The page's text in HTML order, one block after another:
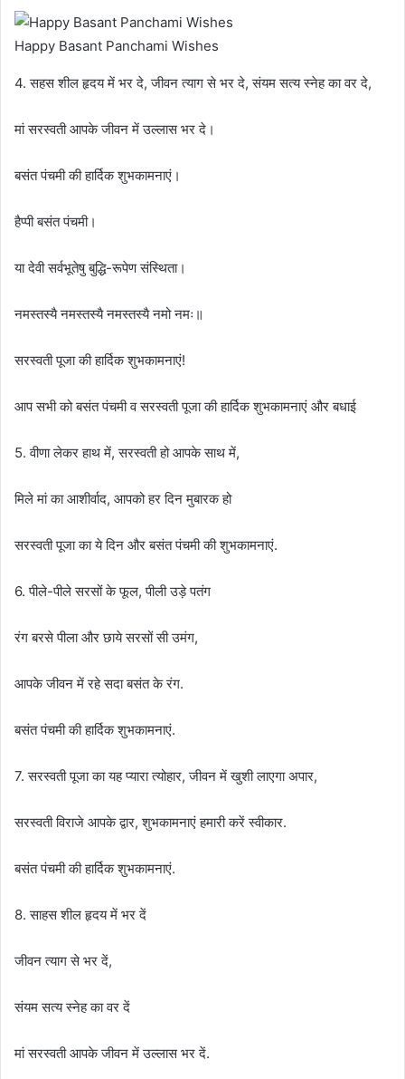
Happy Basant Panchami Wishes
4. सहस शील हृदय में भर दे, जीवन त्याग से भर दे, संयम सत्य स्नेह का वर दे,
मां सरस्वती आपके जीवन में उल्लास भर दे।
बसंत पंचमी की हार्दिक शुभकामनाएं।
हैप्पी बसंत पंचमी।
या देवी सर्वभूतेषु बुद्धि-रूपेण संस्थिता।
नमस्तस्यै नमस्तस्यै नमस्तस्यै नमो नमः॥
सरस्वती पूजा की हार्दिक शुभकामनाएं!
आप सभी को बसंत पंचमी व सरस्वती पूजा की हार्दिक शुभकामनाएं और बधाई
5. वीणा लेकर हाथ में, सरस्वती हो आपके साथ में,
मिले मां का आशीर्वाद, आपको हर दिन मुबारक हो
सरस्वती पूजा का ये दिन और बसंत पंचमी की शुभकामनाएं.
6. पीले-पीले सरसों के फूल, पीली उड़े पतंग
रंग बरसे पीला और छाये सरसों सी उमंग,
आपके जीवन में रहे सदा बसंत के रंग.
बसंत पंचमी की हार्दिक शुभकामनाएं.
7. सरस्वती पूजा का यह प्यारा त्योहार, जीवन में खुशी लाएगा अपार,
सरस्वती विराजे आपके द्वार, शुभकामनाएं हमारी करें स्वीकार.
बसंत पंचमी की हार्दिक शुभकामनाएं.
8. साहस शील हृदय में भर दें
जीवन त्याग से भर दें,
संयम सत्य स्नेह का वर दें
मां सरस्वती आपके जीवन में उल्लास भर दें.